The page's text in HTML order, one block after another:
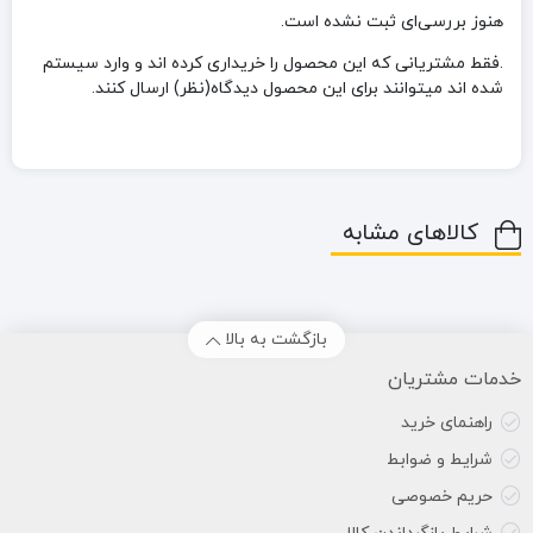
هنوز بررسی‌ای ثبت نشده است.
.فقط مشتریانی که این محصول را خریداری کرده اند و وارد سیستم
شده اند میتوانند برای این محصول دیدگاه(نظر) ارسال کنند.
کالاهای مشابه
بازگشت به بالا
خدمات مشتریان
راهنمای خرید
شرایط و ضوابط
حریم خصوصی